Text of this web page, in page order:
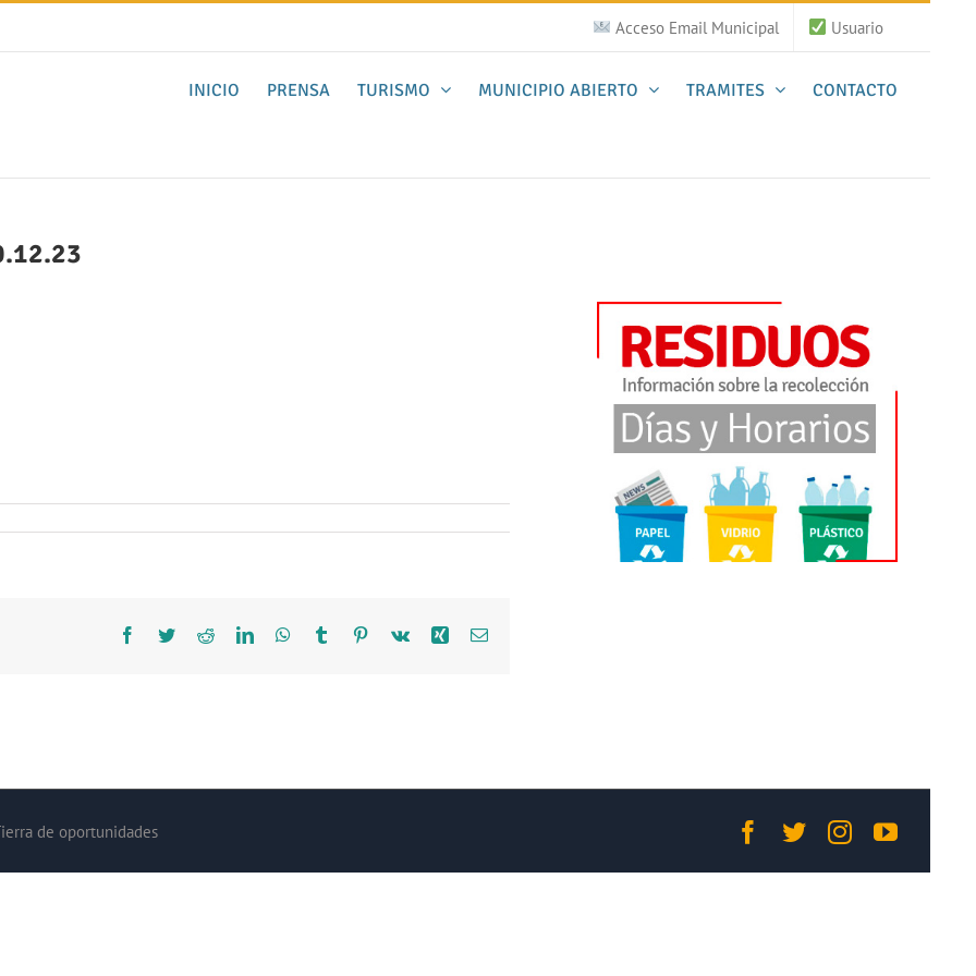
Acceso Email Municipal Usuario
INICIO PRENSA TURISMO MUNICIPIO ABIERTO TRAMITES CONTACTO
Facebook
TwitterRedditLinkedInWhatsApp
Tumblr Pinterest
Vk Xing Correo
de oportunidades Facebook
TwitterInstagram